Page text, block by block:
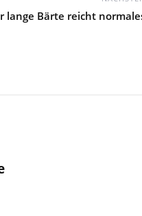
lange Bärte reicht